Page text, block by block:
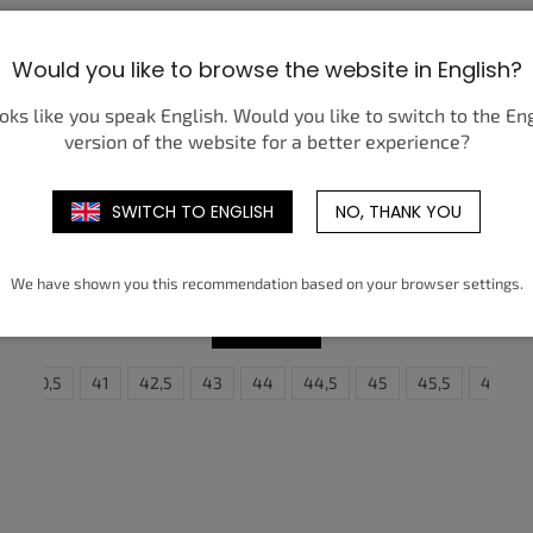
NIKE DUNK LOW RETRO NYC CBGB
4 550 Kč
40,5 41 42,5 43 44 44,5 45 45,5 46
38,5 39
Would you like to browse the website in English?
like you speak English. Would you like to switch to the
version of the website for a better experience?
SWITCH TO ENGLISH NO, THANK YOU
We have shown you this recommendation based on your browser settings.